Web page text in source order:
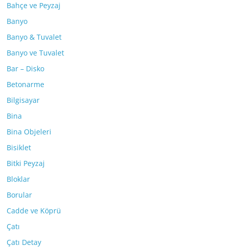
Bahçe ve Peyzaj
Banyo
Banyo & Tuvalet
Banyo ve Tuvalet
Bar – Disko
Betonarme
Bilgisayar
Bina
Bina Objeleri
Bisiklet
Bitki Peyzaj
Bloklar
Borular
Cadde ve Köprü
Çatı
Çatı Detay